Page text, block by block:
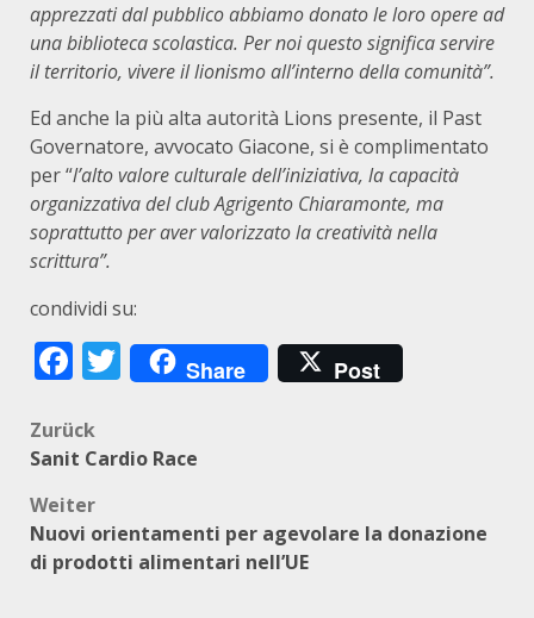
apprezzati dal pubblico abbiamo donato le loro opere ad
una biblioteca scolastica. Per noi questo significa servire
il territorio, vivere il lionismo all’interno della comunità”.
Ed anche la più alta autorità Lions presente, il Past
Governatore, avvocato Giacone, si è complimentato
per “l’alto valore culturale dell’iniziativa, la capacità
organizzativa del club Agrigento Chiaramonte, ma
soprattutto per aver valorizzato la creatività nella
scrittura”.
condividi su:
Facebook
Twitter
Share Post
Beitragsnavigation
Zurück
Sanit Cardio Race
Weiter
Nuovi orientamenti per agevolare la donazione
di prodotti alimentari nell’UE